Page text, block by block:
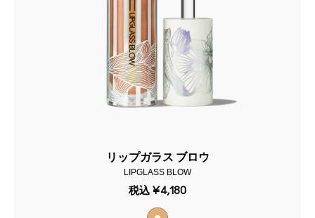
リップガラス ブロウ
LIPGLASS BLOW
税込 ¥4,180